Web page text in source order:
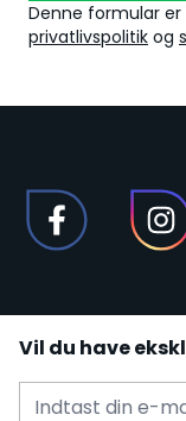
Denne formular er
privatlivspolitik og
Vil du have